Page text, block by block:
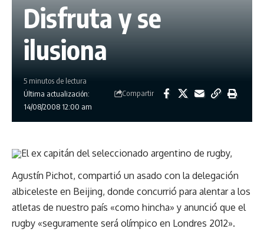
Disfruta y se
ilusiona
Última actualización:
14/08/2008 12:00 am
5 minutos de lectura
Compartir
El ex capitán del seleccionado argentino de rugby,
Agustín Pichot, compartió un asado con la delegación
albiceleste en Beijing, donde concurrió para alentar a los
atletas de nuestro país «como hincha» y anunció que el
rugby «seguramente será olímpico en Londres 2012».